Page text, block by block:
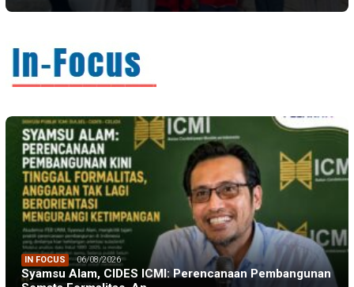
IN FOCUS 06/08/2026
Syamsu Alam, CIDES ICMI: Perencanaan Pembangunan